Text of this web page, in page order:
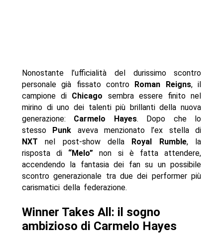
Nonostante l’ufficialità del durissimo scontro
personale già fissato contro
Roman Reigns, il
campione di Chicago sembra essere finito nel
mirino di uno dei talenti più brillanti della nuova
generazione: Carmelo Hayes. Dopo che lo
stesso
Punk aveva menzionato l’ex stella di
NXT nel post-show della Royal Rumble, la
risposta di “Melo” non si è fatta attendere,
accendendo la fantasia dei fan su un possibile
scontro generazionale tra due dei performer più
carismatici della federazione.
Winner Takes All: il sogno
ambizioso di Carmelo Hayes